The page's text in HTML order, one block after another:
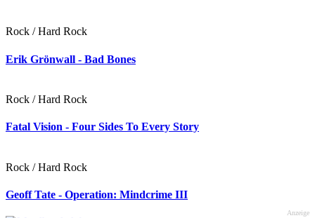
Rock / Hard Rock
Erik Grönwall - Bad Bones
Rock / Hard Rock
Fatal Vision - Four Sides To Every Story
Rock / Hard Rock
Geoff Tate - Operation: Mindcrime III
Anzeige